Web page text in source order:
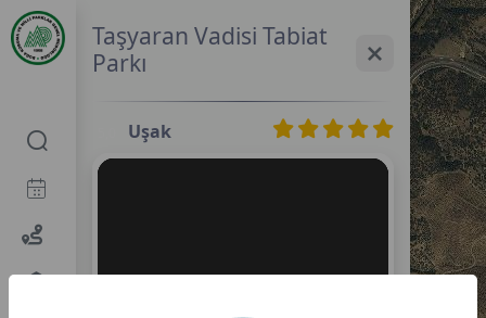
Taşyaran Vadisi Tabiat
Parkı
Uşak